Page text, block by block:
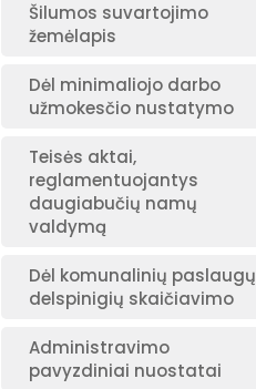
Šilumos suvartojimo
žemėlapis
Dėl minimaliojo darbo
užmokesčio nustatymo
Teisės aktai,
reglamentuojantys
daugiabučių namų
valdymą
Dėl komunalinių paslaugų
delspinigių skaičiavimo
Administravimo
pavyzdiniai nuostatai